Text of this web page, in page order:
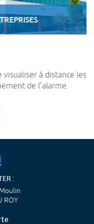
à distance les
de l’alarme.
:
ROY